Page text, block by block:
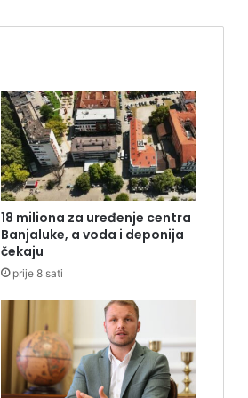
18 miliona za uređenje centra
Banjaluke, a voda i deponija
čekaju
prije 8 sati